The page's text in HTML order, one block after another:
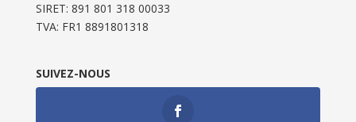
SIRET: 891 801 318 00033
TVA: FR1 8891801318
SUIVEZ-NOUS